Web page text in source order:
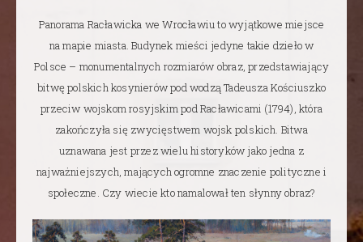
Panorama Racławicka we Wrocławiu to wyjątkowe miejsce
na mapie miasta. Budynek mieści jedyne takie dzieło w
Polsce – monumentalnych rozmiarów obraz, przedstawiający
bitwę polskich kosynierów pod wodzą Tadeusza Kościuszko
przeciw wojskom rosyjskim pod Racławicami (1794), która
zakończyła się zwycięstwem wojsk polskich. Bitwa
uznawana jest przez wielu historyków jako jedna z
najważniejszych, mających ogromne znaczenie polityczne i
społeczne. Czy wiecie kto namalował ten słynny obraz?